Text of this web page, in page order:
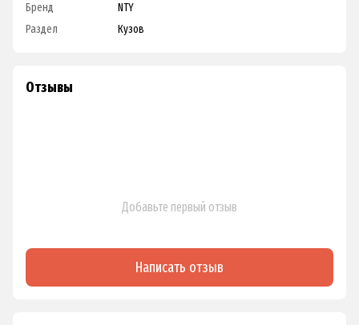
Бренд
NTY
Раздел
Кузов
Отзывы
Добавьте первый отзыв
Написать отзыв